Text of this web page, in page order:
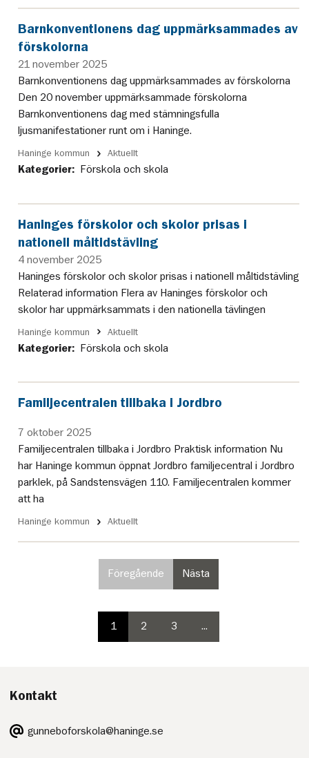
Barnkonventionens dag uppmärksammades av
förskolorna
21 november 2025
Barnkonventionens dag uppmärksammades av förskolorna
Den 20 november uppmärksammade förskolorna
Barnkonventionens dag med stämningsfulla
ljusmanifestationer runt om i Haninge.
Haninge kommun Aktuellt
Kategorier: Förskola och skola
Haninges förskolor och skolor prisas i
nationell måltidstävling
4 november 2025
Haninges förskolor och skolor prisas i nationell måltidstävling
Relaterad information Flera av Haninges förskolor och
skolor har uppmärksammats i den nationella tävlingen
Haninge kommun Aktuellt
Kategorier: Förskola och skola
Familjecentralen tillbaka i Jordbro
7 oktober 2025
Familjecentralen tillbaka i Jordbro Praktisk information Nu
har Haninge kommun öppnat Jordbro familjecentral i Jordbro
parklek, på Sandstensvägen 110. Familjecentralen kommer
att ha
Haninge kommun Aktuellt
Föregående
sida
i
valbar
på
Nästa
sida
i
paginering
sida
1
paginering
sida
2
paginering
sida
3 ...sida
4
Kontakt
E-
post:
gunneboforskola@haninge.se